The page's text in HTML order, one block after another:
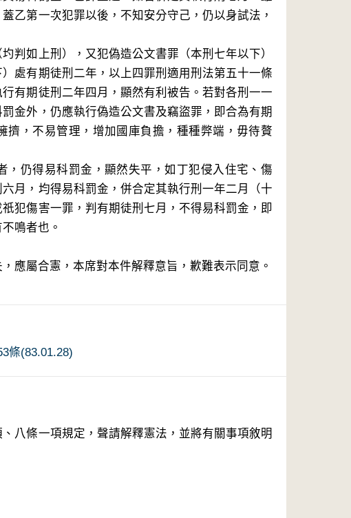
乙第一次犯罪以後，不知安分守己，仍以身試法，
判如上刑），又犯偽造公文書罪（本刑七年以下）
處有期徒刑二年，以上四罪刑適用刑法第五十一條
有期徒刑二年四月，顯然有利被告。若對各刑一一
金外，仍應執行偽造公文書及竊盜罪，即合為有期
擠，不易管理，增加國庫負擔，種種弊端，毋待贅
，仍得易科罰金，顯然失平，如丁犯侵入住宅、傷
月，均得易科罰金，併合定其執行刑一年二月（十
犯傷害一罪，判有期徒刑七月，不得易科罰金，即
鳴者也。
應屬合憲，本席對本件解釋意旨，歉難表示同意。
條(83.01.28)
八條一項規定，聲請解釋憲法，並將有關事項敘明